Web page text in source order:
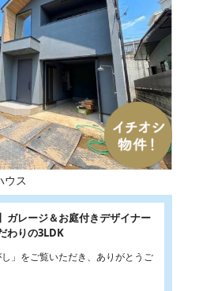
ウス
ガレージ＆お庭付きデザイナー
わりの3LDK
し」をご覧いただき、ありがとうご